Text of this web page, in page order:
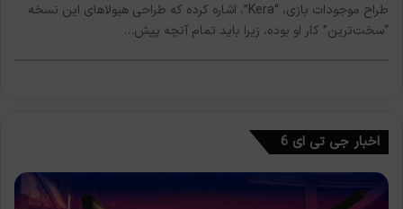
طراح موجودات بازی، “Kera”، اشاره کرده که طراحی هیولاهای این نسخه
“سخت‌ترین” کار او بوده، زیرا باید تمام آنچه پیش…
اخبار جی تی ای 6